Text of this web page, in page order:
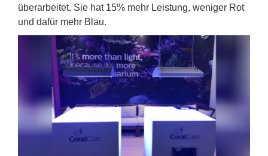
überarbeitet. Sie hat 15% mehr Leistung, weniger Rot
und dafür mehr Blau.